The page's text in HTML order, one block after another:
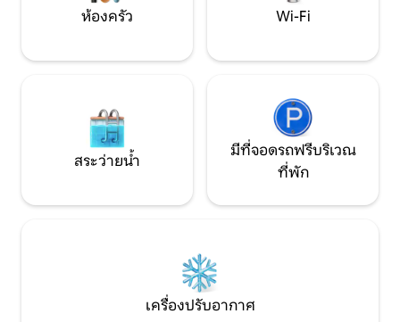
ห้องครัว Wi-Fi
สระว่ายน้ำ
มีที่จอดรถฟรีบริเวณ
ที่พัก
เครื่องปรับอากาศ